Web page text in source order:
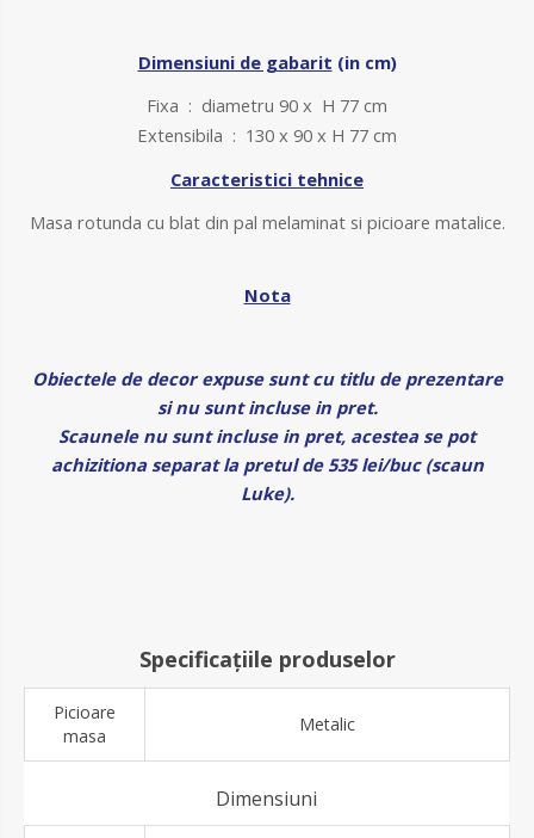
Dimensiuni de gabarit (in cm)
Fixa : diametru 90 x H 77 cm
Extensibila : 130 x 90 x H 77 cm
Caracteristici tehnice
Masa rotunda cu blat din pal melaminat si picioare matalice.
Nota
Obiectele de decor expuse sunt cu titlu de prezentare
si nu sunt incluse in pret.
Scaunele nu sunt incluse in pret, acestea se pot
achizitiona separat la pretul de 535 lei/buc (scaun
Luke).
Specificațiile produselor
Picioare
masa
Metalic
Dimensiuni